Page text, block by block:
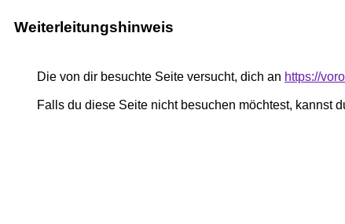
Weiterleitungshinweis
Die von dir besuchte Seite versucht, dich an https://
Falls du diese Seite nicht besuchen möchtest, kannst